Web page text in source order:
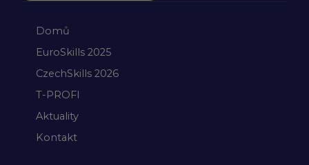
Domů
EuroSkills 2025
CzechSkills 2026
T-PROFI
Aktuality
Kontakt